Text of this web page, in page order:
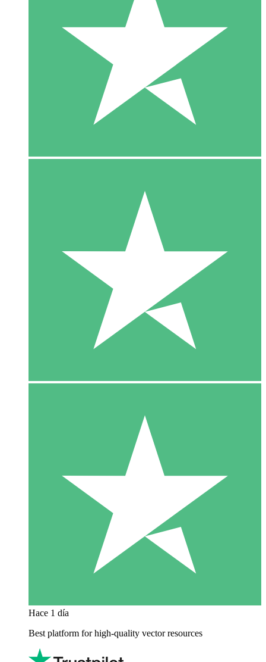
Hace 1 día
Best platform for high-quality vector resources